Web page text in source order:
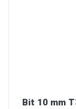
Bit 10 mm